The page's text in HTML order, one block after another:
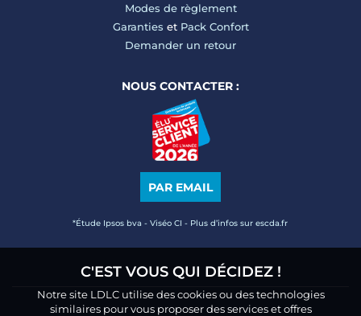
Modes de règlement
Garanties et Pack Confort
Demander un retour
NOUS CONTACTER :
PAR EMAIL
*Étude Ipsos bva - Viséo CI - Plus d’infos sur escda.fr
C'EST VOUS QUI DÉCIDEZ !
Notre site LDLC utilise des cookies ou des technologies
similaires pour vous proposer des services et offres